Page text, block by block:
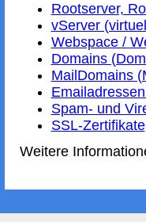
Rootserver,
vServer
Webspace /
Domains
MailDomains
Spam- und
SSL-Zertifikate
Weitere